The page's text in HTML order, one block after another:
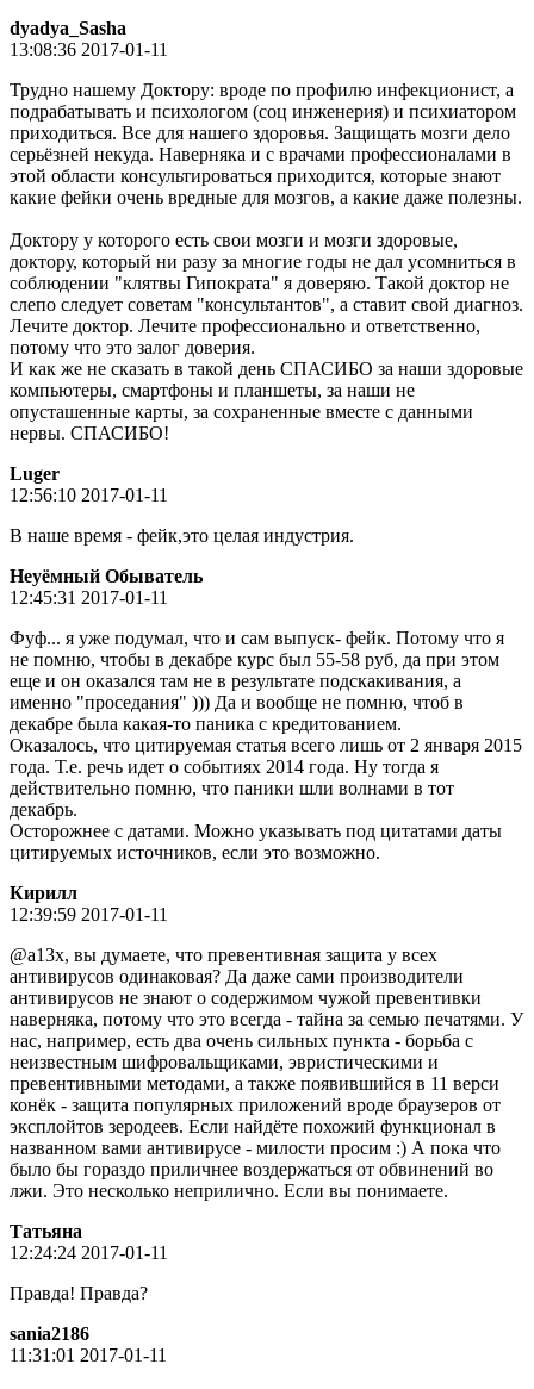
dyadya_Sasha
13:08:36 2017-01-11
Трудно нашему Доктору: вроде по профилю инфекционист, а
подрабатывать и психологом (соц инженерия) и психиатором
приходиться. Все для нашего здоровья. Защищать мозги дело
серьёзней некуда. Наверняка и с врачами профессионалами в
этой области консультироваться приходится, которые знают
какие фейки очень вредные для мозгов, а какие даже полезны.
Доктору у которого есть свои мозги и мозги здоровые,
доктору, который ни разу за многие годы не дал усомниться в
соблюдении "клятвы Гипократа" я доверяю. Такой доктор не
слепо следует советам "консультантов", а ставит свой диагноз.
Лечите доктор. Лечите профессионально и ответственно,
потому что это залог доверия.
И как же не сказать в такой день СПАСИБО за наши здоровые
компьютеры, смартфоны и планшеты, за наши не
опусташенные карты, за сохраненные вместе с данными
нервы. СПАСИБО!
Luger
12:56:10 2017-01-11
В наше время - фейк,это целая индустрия.
Неуёмный Обыватель
12:45:31 2017-01-11
Фуф... я уже подумал, что и сам выпуск- фейк. Потому что я
не помню, чтобы в декабре курс был 55-58 руб, да при этом
еще и он оказался там не в результате подскакивания, а
именно "проседания" ))) Да и вообще не помню, чтоб в
декабре была какая-то паника с кредитованием.
Оказалось, что цитируемая статья всего лишь от 2 января 2015
года. Т.е. речь идет о событиях 2014 года. Ну тогда я
действительно помню, что паники шли волнами в тот
декабрь.
Осторожнее с датами. Можно указывать под цитатами даты
цитируемых источников, если это возможно.
Кирилл
12:39:59 2017-01-11
@a13x, вы думаете, что превентивная защита у всех
антивирусов одинаковая? Да даже сами производители
антивирусов не знают о содержимом чужой превентивки
наверняка, потому что это всегда - тайна за семью печатями. У
нас, например, есть два очень сильных пункта - борьба с
неизвестным шифровальщиками, эвристическими и
превентивными методами, а также появившийся в 11 верси
конёк - защита популярных приложений вроде браузеров от
эксплойтов зеродеев. Если найдёте похожий функционал в
названном вами антивирусе - милости просим :) А пока что
было бы гораздо приличнее воздержаться от обвинений во
лжи. Это несколько неприлично. Если вы понимаете.
Татьяна
12:24:24 2017-01-11
Правда! Правда?
sania2186
11:31:01 2017-01-11